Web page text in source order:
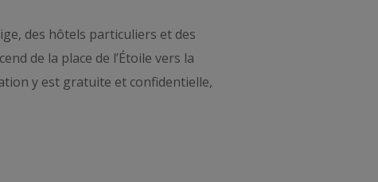
des hôtels particuliers et des
de la place de l’Étoile vers la
y est gratuite et confidentielle,